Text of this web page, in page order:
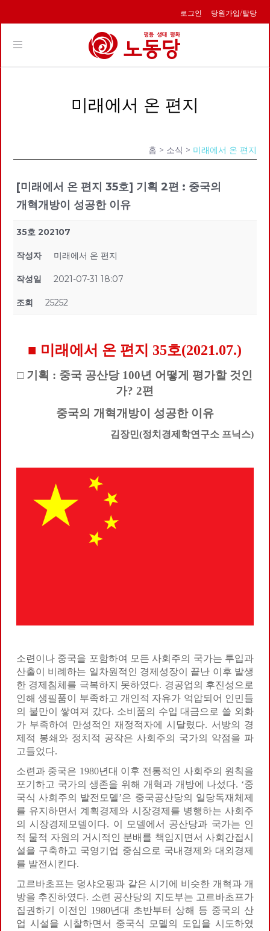
로그인 당원가입/탈당
Toggle
미래에서 온 편지
홈 > 소식 > 미래에서 온 편지
[미래에서 온 편지 35호] 기획 2편 : 중국의
개혁개방이 성공한 이유
35호 202107
작성자 미래에서 온 편지
작성일 2021-07-31 18:07
조회 25252
■ 미래에서 온 편지 35호(2021.07.)
□ 기획 : 중국 공산당 100년 어떻게 평가할 것인
가? 2편
중국의 개혁개방이 성공한 이유
김장민(정치경제학연구소 프닉스)
소련이나 중국을 포함하여 모든 사회주의 국가는 투입과
산출이 비례하는 일차원적인 경제성장이 끝난 이후 발생
한 경제침체를 극복하지 못하였다. 경공업의 후진성으로
인해 생필품이 부족하고 개인적 자유가 억압되어 인민들
의 불만이 쌓여져 갔다. 소비품의 수입 대금으로 쓸 외화
가 부족하여 만성적인 재정적자에 시달렸다. 서방의 경
제적 봉쇄와 정치적 공작은 사회주의 국가의 약점을 파
고들었다.
소련과 중국은 1980년대 이후 전통적인 사회주의 원칙을
포기하고 국가의 생존을 위해 개혁과 개방에 나섰다. ‘중
국식 사회주의 발전모델’은 중국공산당의 일당독재체제
를 유지하면서 계획경제와 시장경제를 병행하는 사회주
의 시장경제모델이다. 이 모델에서 공산당과 국가는 인
적 물적 자원의 거시적인 분배를 책임지면서 사회간접시
설을 구축하고 국영기업 중심으로 국내경제와 대외경제
를 발전시킨다.
고르바초프는 덩샤오핑과 같은 시기에 비슷한 개혁과 개
방을 추진하였다. 소련 공산당의 지도부는 고르바초프가
집권하기 이전인 1980년대 초반부터 상해 등 중국의 산
업 시설을 시찰하면서 중국식 모델의 도입을 시도하였